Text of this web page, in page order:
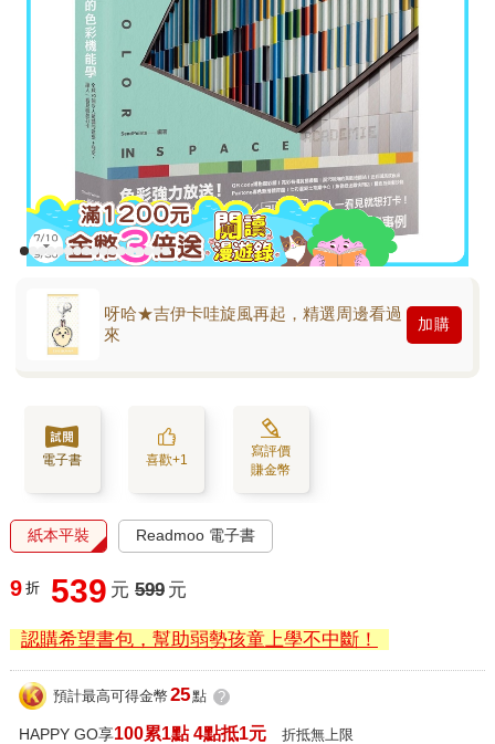
呀哈★吉伊卡哇旋風再起，精選周邊看過
來
加購
電子書 喜歡+1
寫評價
賺金幣
紙本平裝 Readmoo 電子書
9 折 539 元 599 元
認購希望書包，幫助弱勢孩童上學不中斷！
預計最高可得金幣 25點 ?
HAPPY GO享100累1點 4點抵1元 折抵無上限